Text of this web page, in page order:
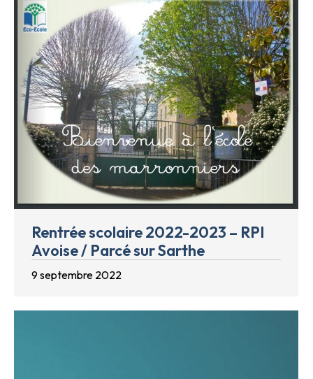
Rentrée scolaire 2022-2023 – RPI
Avoise / Parcé sur Sarthe
9 septembre 2022